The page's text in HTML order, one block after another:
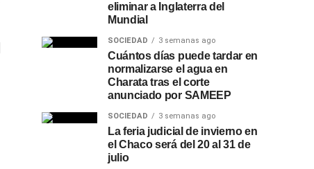
eliminar a Inglaterra del
Mundial
SOCIEDAD 3 semanas ago
Cuántos días puede tardar en
normalizarse el agua en
Charata tras el corte
anunciado por SAMEEP
SOCIEDAD 3 semanas ago
La feria judicial de invierno en
el Chaco será del 20 al 31 de
julio